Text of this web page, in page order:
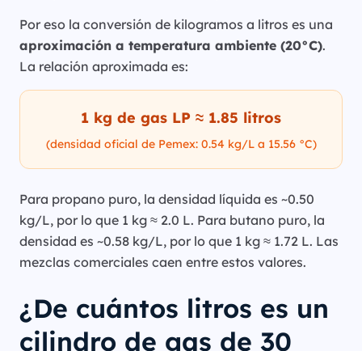
Por eso la conversión de kilogramos a litros es una
aproximación a temperatura ambiente (20°C).
La relación aproximada es:
1 kg de gas LP ≈ 1.85 litros
(densidad oficial de Pemex: 0.54 kg/L a 15.56 °C)
Para propano puro, la densidad líquida es ~0.50
kg/L, por lo que 1 kg ≈ 2.0 L. Para butano puro, la
densidad es ~0.58 kg/L, por lo que 1 kg ≈ 1.72 L. Las
mezclas comerciales caen entre estos valores.
¿De cuántos litros es un
cilindro de gas de 30